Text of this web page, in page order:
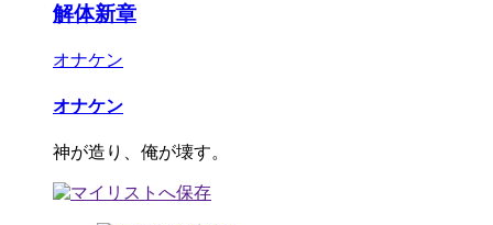
解体新章
オナケン
オナケン
神が造り、俺が壊す。